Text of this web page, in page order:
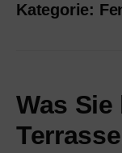
Kategorie:
Was